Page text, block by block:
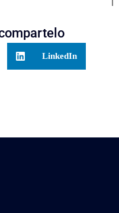
LinkedIn